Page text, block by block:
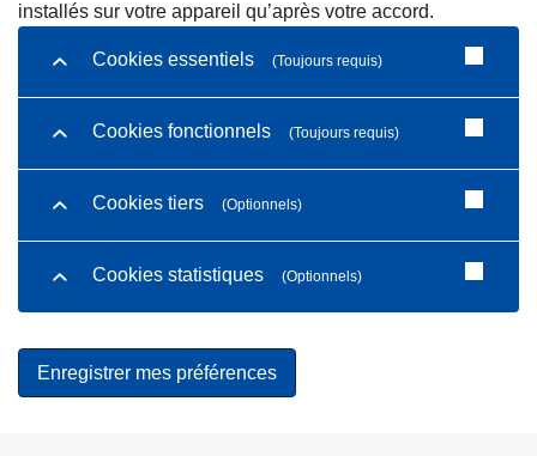
installés sur votre appareil qu’après votre accord.
Cookies essentiels (Toujours requis)
Cookies fonctionnels (Toujours requis)
Cookies tiers (Optionnels)
Cookies statistiques (Optionnels)